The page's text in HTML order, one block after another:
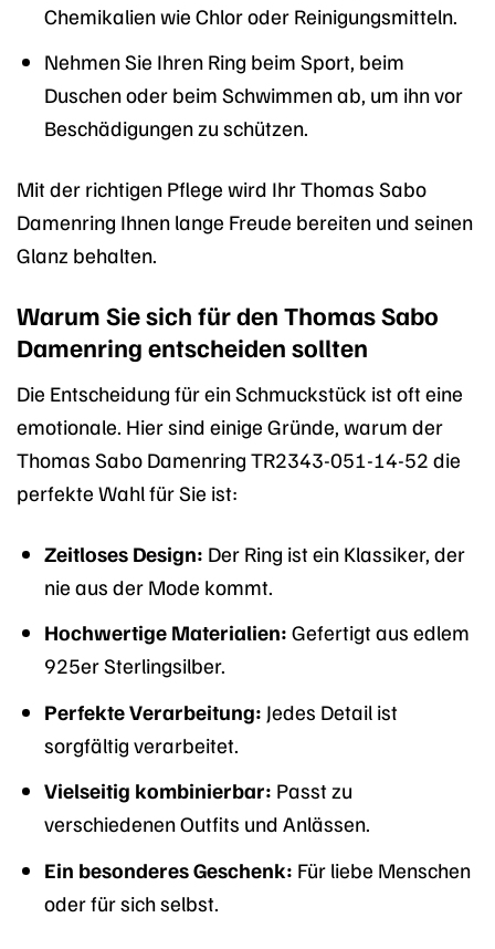
Chemikalien wie Chlor oder Reinigungsmitteln.
Nehmen Sie Ihren Ring beim Sport, beim
Duschen oder beim Schwimmen ab, um ihn vor
Beschädigungen zu schützen.
Mit der richtigen Pflege wird Ihr Thomas Sabo
Damenring Ihnen lange Freude bereiten und seinen
Glanz behalten.
Warum Sie sich für den Thomas Sabo
Damenring entscheiden sollten
Die Entscheidung für ein Schmuckstück ist oft eine
emotionale. Hier sind einige Gründe, warum der
Thomas Sabo Damenring TR2343-051-14-52 die
perfekte Wahl für Sie ist:
Zeitloses Design: Der Ring ist ein Klassiker, der
nie aus der Mode kommt.
Hochwertige Materialien: Gefertigt aus edlem
925er Sterlingsilber.
Perfekte Verarbeitung: Jedes Detail ist
sorgfältig verarbeitet.
Vielseitig kombinierbar: Passt zu
verschiedenen Outfits und Anlässen.
Ein besonderes Geschenk: Für liebe Menschen
oder für sich selbst.